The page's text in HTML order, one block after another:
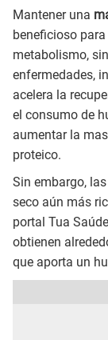
Mantener una
beneficioso
metabolismo,
enfermedades,
acelera la
el consumo de
aumentar la
proteico.
Sin embargo,
seco aún más
portal Tua
obtienen
que aporta un